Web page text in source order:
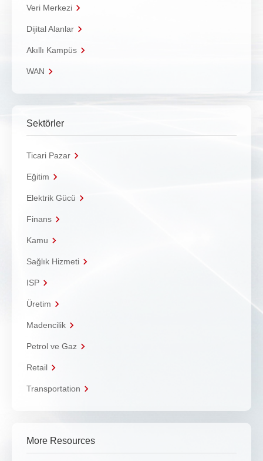
Veri Merkezi
Dijital Alanlar
Akıllı Kampüs
WAN
Sektörler
Ticari Pazar
Eğitim
Elektrik Gücü
Finans
Kamu
Sağlık Hizmeti
ISP
Üretim
Madencilik
Petrol ve Gaz
Retail
Transportation
More Resources